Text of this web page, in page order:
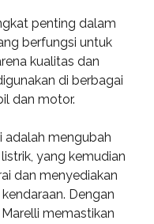
penting dalam
berfungsi untuk
kualitas dan
di berbagai
dan motor.
adalah mengubah
yang kemudian
dan menyediakan
Dengan
memastikan